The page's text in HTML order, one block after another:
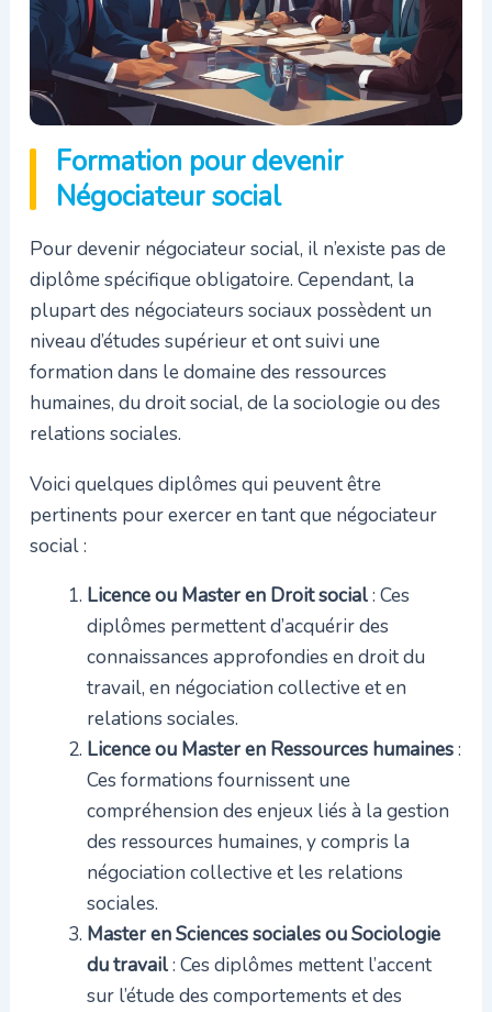
Formation pour devenir
Négociateur social
Pour devenir négociateur social, il n’existe pas de
diplôme spécifique obligatoire. Cependant, la
plupart des négociateurs sociaux possèdent un
niveau d’études supérieur et ont suivi une
formation dans le domaine des ressources
humaines, du droit social, de la sociologie ou des
relations sociales.
Voici quelques diplômes qui peuvent être
pertinents pour exercer en tant que négociateur
social :
Licence ou Master en Droit social: Ces
diplômes permettent d’acquérir des
connaissances approfondies en droit du
travail, en négociation collective et en
relations sociales.
Licence ou Master en Ressources humaines:
Ces formations fournissent une
compréhension des enjeux liés à la gestion
des ressources humaines, y compris la
négociation collective et les relations
sociales.
Master en Sciences sociales ou Sociologie
du travail: Ces diplômes mettent l’accent
sur l’étude des comportements et des